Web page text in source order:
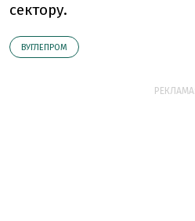
сектору.
ВУГЛЕПРОМ
РЕКЛАМА: